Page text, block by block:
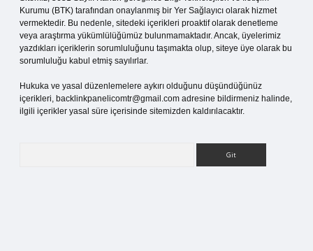
Kurumu (BTK) tarafından onaylanmış bir Yer Sağlayıcı olarak hizmet
vermektedir. Bu nedenle, sitedeki içerikleri proaktif olarak denetleme
veya araştırma yükümlülüğümüz bulunmamaktadır. Ancak, üyelerimiz
yazdıkları içeriklerin sorumluluğunu taşımakta olup, siteye üye olarak bu
sorumluluğu kabul etmiş sayılırlar.
Hukuka ve yasal düzenlemelere aykırı olduğunu düşündüğünüz
içerikleri, backlinkpanelicomtr@gmail.com adresine bildirmeniz halinde,
ilgili içerikler yasal süre içerisinde sitemizden kaldırılacaktır.